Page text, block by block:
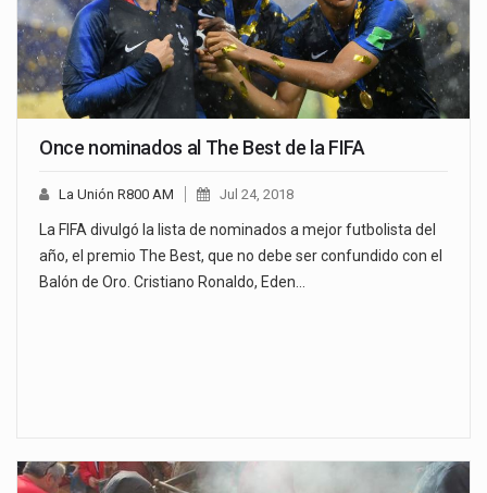
Once nominados al The Best de la FIFA
La Unión R800 AM Jul 24, 2018
La FIFA divulgó la lista de nominados a mejor futbolista del
año, el premio The Best, que no debe ser confundido con el
Balón de Oro. Cristiano Ronaldo, Eden…